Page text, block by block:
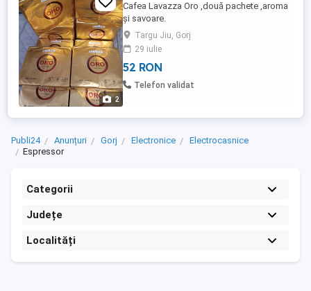
2
Cafea Lavazza Oro ,două pachete ,aroma
și savoare.
Targu Jiu, Gorj
29 iulie
52 RON
Telefon validat
Publi24 Anunțuri Gorj Electronice
Electrocasnice
Espressor
Categorii
Județe
Localități